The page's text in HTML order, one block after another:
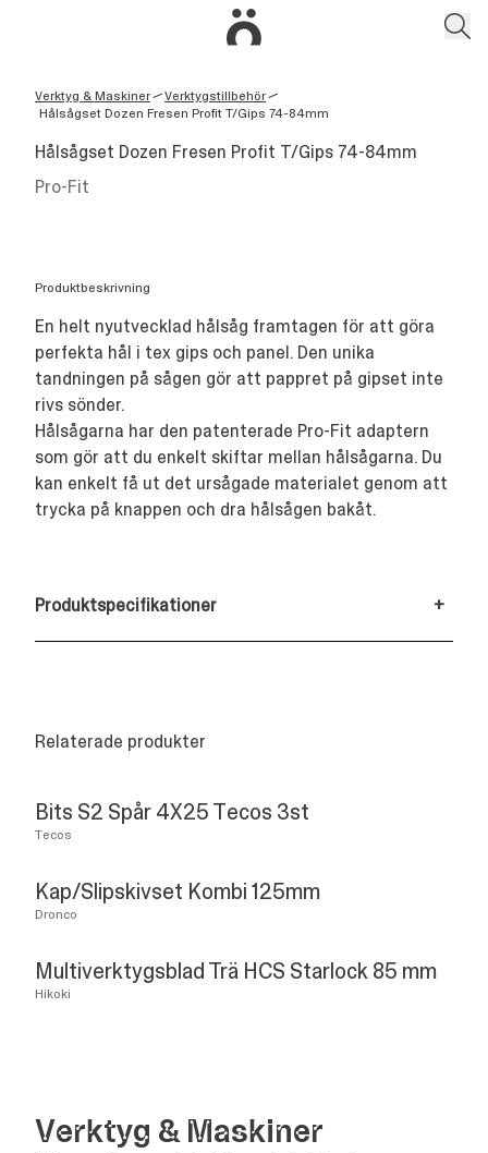
Verktyg & Maskiner/Verktygstillbehör/
Hålsågset Dozen Fresen Profit T/Gips 74-84mm
Hålsågset Dozen Fresen Profit T/Gips 74-84mm
Pro-Fit
Produktbeskrivning
En helt nyutvecklad hålsåg framtagen för att göra
perfekta hål i tex gips och panel. Den unika
tandningen på sågen gör att pappret på gipset inte
rivs sönder.
Hålsågarna har den patenterade Pro-Fit adaptern
som gör att du enkelt skiftar mellan hålsågarna. Du
kan enkelt få ut det ursågade materialet genom att
trycka på knappen och dra hålsågen bakåt.
Produktspecifikationer +
Relaterade produkter
Bits S2 Spår 4X25 Tecos 3st
Tecos
Kap/Slipskivset Kombi 125mm
Dronco
Multiverktygsblad Trä HCS Starlock 85 mm
Hikoki
Verk­tyg &Maskiner